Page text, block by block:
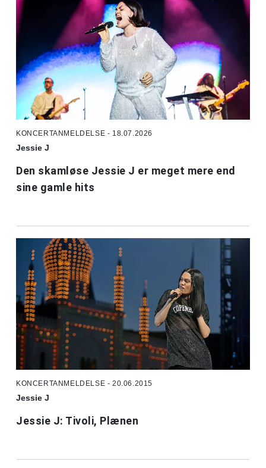
KONCERTANMELDELSE - 18.07.2026
Jessie J
Den skamløse Jessie J er meget mere end
sine gamle hits
KONCERTANMELDELSE - 20.06.2015
Jessie J
Jessie J: Tivoli, Plænen